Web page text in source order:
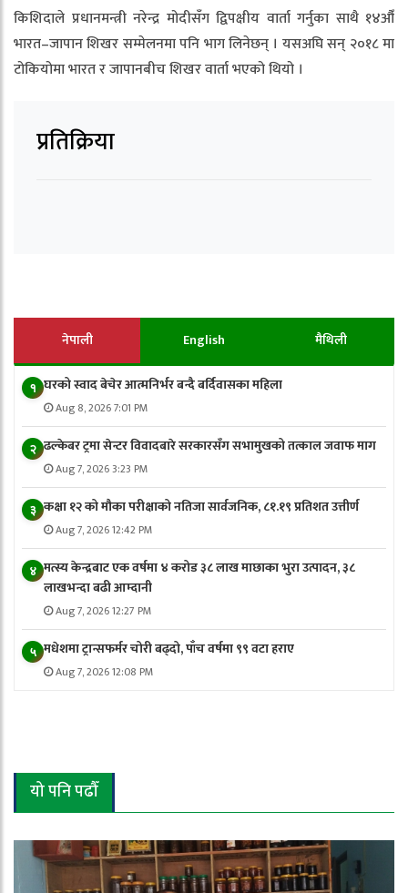
किशिदाले प्रधानमन्त्री नरेन्द्र मोदीसँग द्विपक्षीय वार्ता गर्नुका साथै १४औँ
भारत–जापान शिखर सम्मेलनमा पनि भाग लिनेछन् । यसअघि सन् २०१८ मा
टोकियोमा भारत र जापानबीच शिखर वार्ता भएको थियो ।
प्रतिक्रिया
नेपाली English मैथिली
१ घरको स्वाद बेचेर आत्मनिर्भर बन्दै बर्दिवासका महिला
Aug 8, 2026 7:01 PM
२ ढल्केबर ट्रमा सेन्टर विवादबारे सरकारसँग सभामुखको तत्काल जवाफ माग
Aug 7, 2026 3:23 PM
३ कक्षा १२ को मौका परीक्षाको नतिजा सार्वजनिक, ८१.१९ प्रतिशत उत्तीर्ण
Aug 7, 2026 12:42 PM
४ मत्स्य केन्द्रबाट एक वर्षमा ४ करोड ३८ लाख माछाका भुरा उत्पादन, ३८
लाखभन्दा बढी आम्दानी
Aug 7, 2026 12:27 PM
५ मधेशमा ट्रान्सफर्मर चोरी बढ्दो, पाँच वर्षमा ९९ वटा हराए
Aug 7, 2026 12:08 PM
यो पनि पढौँ